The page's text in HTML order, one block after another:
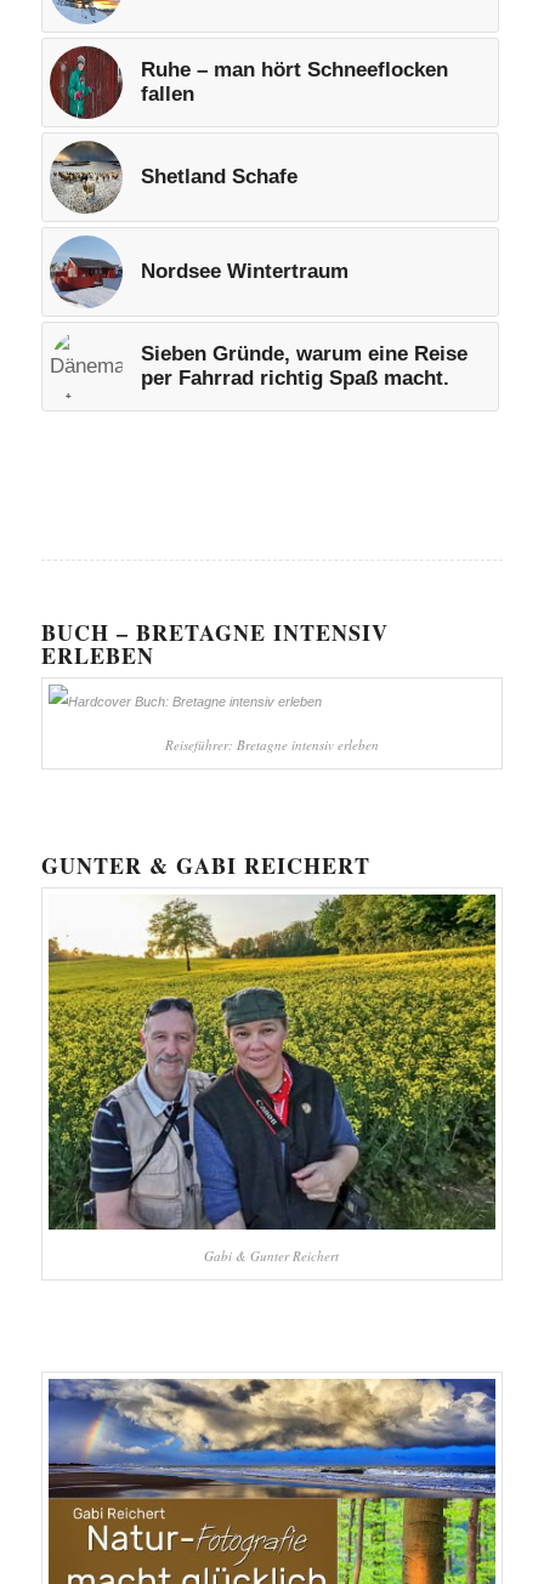
Ruhe – man hört Schneeflocken
fallen
Shetland Schafe
Nordsee Wintertraum
Sieben Gründe, warum eine Reise
per Fahrrad richtig Spaß macht.
BUCH – BRETAGNE INTENSIV
ERLEBEN
Reiseführer: Bretagne intensiv erleben
GUNTER & GABI REICHERT
Gabi & Gunter Reichert